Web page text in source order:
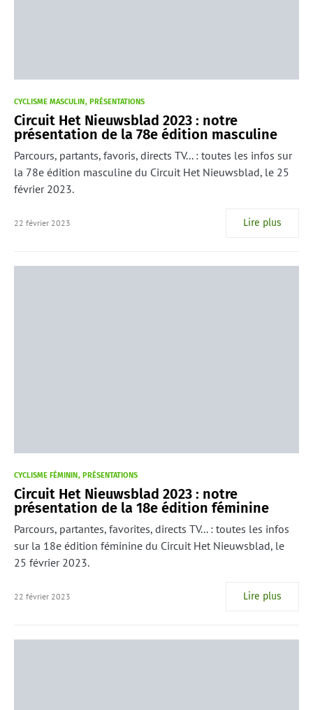
CYCLISME MASCULIN PRÉSENTATIONS
Circuit Het Nieuwsblad 2023 : notre
présentation de la 78e édition masculine
Parcours, partants, favoris, directs TV... : toutes les infos sur
la 78e édition masculine du Circuit Het Nieuwsblad, le 25
février 2023.
22 février 2023 Lire plus
CYCLISME FÉMININ PRÉSENTATIONS
Circuit Het Nieuwsblad 2023 : notre
présentation de la 18e édition féminine
Parcours, partantes, favorites, directs TV... : toutes les infos
sur la 18e édition féminine du Circuit Het Nieuwsblad, le
25 février 2023.
22 février 2023 Lire plus